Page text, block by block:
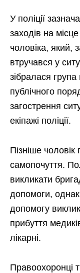
У поліції
заходів на
чоловіка, який,
втручався у
зібралася
публічного
загострення
екіпажі поліції.
Пізніше
самопочуття.
викликати
допомоги,
допомогу
прибуття
лікарні.
Правоохоронці